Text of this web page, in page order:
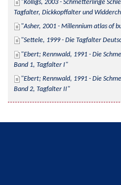
Kolligs, 2003 - Schmetterlinge
Tagfalter, Dickkopffalter und
Asher, 2001 - Millennium atlas of
Settele, 1999 - Die Tagfalter
Ebert; Rennwald, 1991 - Die
Band 1, Tagfalter I
Ebert; Rennwald, 1991 - Die
Band 2, Tagfalter II